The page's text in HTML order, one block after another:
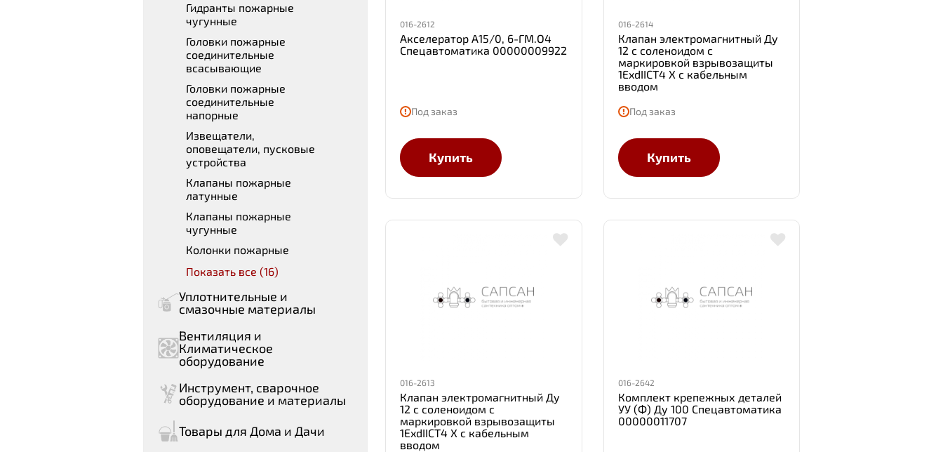
Гидранты пожарные
чугунные
Головки пожарные
соединительные
всасывающие
Головки пожарные
соединительные
напорные
Извещатели,
оповещатели, пусковые
устройства
Клапаны пожарные
латунные
Клапаны пожарные
чугунные
Колонки пожарные
Показать все (16)
Уплотнительные и
смазочные материалы
Вентиляция и
Климатическое
оборудование
Инструмент, сварочное
оборудование и материалы
Товары для Дома и Дачи
016-2612
Акселератор А15/0, 6-ГМ.О4
Спецавтоматика 00000009922
Под заказ
Купить
016-2614
Клапан электромагнитный Ду
12 с соленоидом с
маркировкой взрывозащиты
1ExdIIСТ4 Х с кабельным
вводом
Под заказ
Купить
016-2613
Клапан электромагнитный Ду
12 с соленоидом с
маркировкой взрывозащиты
1ExdIIСТ4 Х с кабельным
вводом
016-2642
Комплект крепежных деталей
УУ (Ф) Ду 100 Спецавтоматика
00000011707